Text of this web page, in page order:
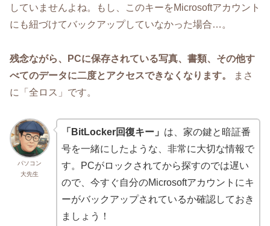
していませんよね。もし、このキーをMicrosoftアカウント
にも紐づけてバックアップしていなかった場合…。
残念ながら、PCに保存されている写真、書類、その他す
べてのデータに二度とアクセスできなくなります。
まさ
に「全ロス」です。
パソコン
大先生
「BitLocker回復キー」 は、家の鍵と暗証番
号を一緒にしたような、非常に大切な情報で
す。PCがロックされてから探すのでは遅い
ので、今すぐ自分のMicrosoftアカウントにキ
ーがバックアップされているか確認しておき
ましょう！